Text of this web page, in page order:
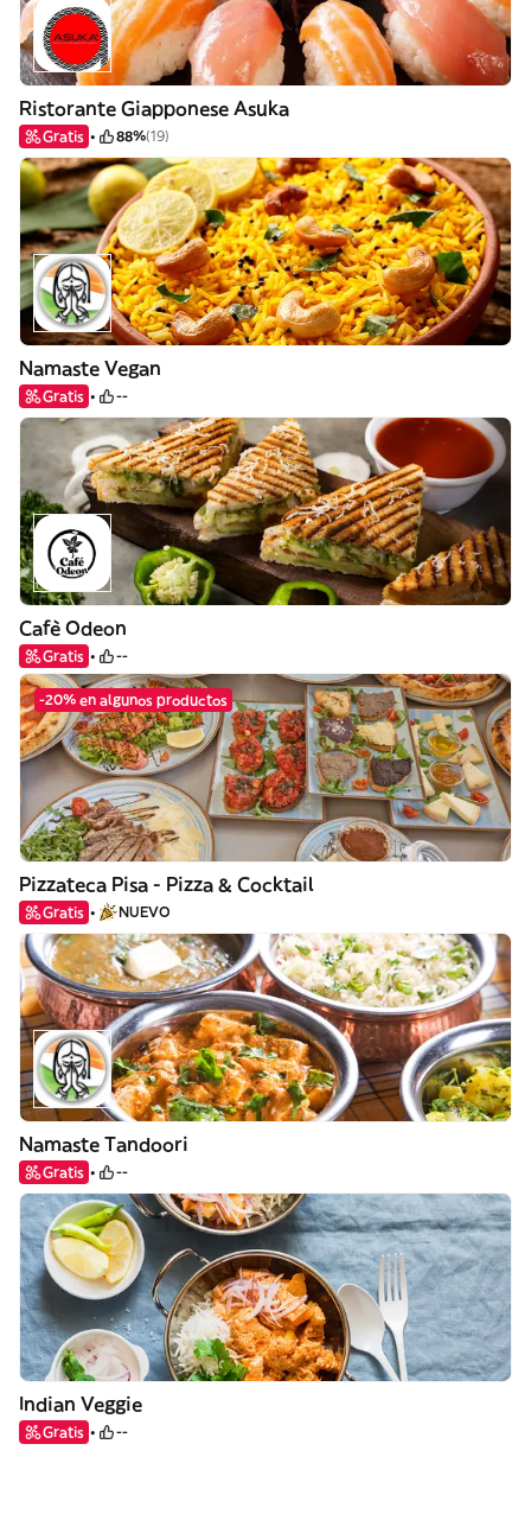
Ristorante Giapponese Asuka
Gratis 88%(19)
Namaste Vegan
Gratis --
Cafè Odeon
Gratis --
-20% en algunos productos
Pizzateca Pisa - Pizza & Cocktail
Gratis NUEVO
Namaste Tandoori
Gratis --
Indian Veggie
Gratis --